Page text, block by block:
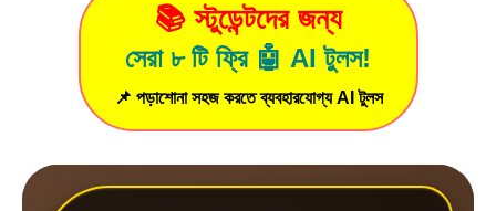
📚 স্টুডেন্টদের জন্য
সেরা ৮ টি ফ্রি 🤖 AI টুলস!
📌 পড়াশোনা সহজ করতে ব্যবহারযোগ্য AI টুলস